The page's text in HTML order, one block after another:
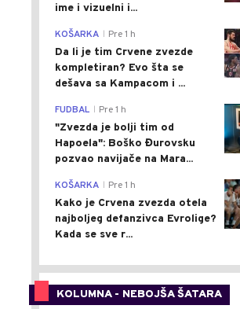
ime i vizuelni i...
KOŠARKA Pre 1 h
Da li je tim Crvene zvezde
kompletiran? Evo šta se
dešava sa Kampacom i ...
FUDBAL Pre 1 h
"Zvezda je bolji tim od
Hapoela": Boško Đurovsku
pozvao navijače na Mara...
KOŠARKA Pre 1 h
Kako je Crvena zvezda otela
najboljeg defanzivca Evrolige?
Kada se sve r...
KOLUMNA - NEBOJŠA ŠATARA